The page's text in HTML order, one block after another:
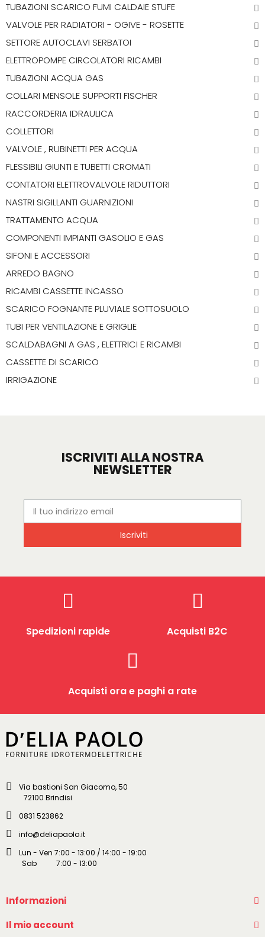
TUBAZIONI SCARICO FUMI CALDAIE STUFE
VALVOLE PER RADIATORI - OGIVE - ROSETTE
SETTORE AUTOCLAVI SERBATOI
ELETTROPOMPE CIRCOLATORI RICAMBI
TUBAZIONI ACQUA GAS
COLLARI MENSOLE SUPPORTI FISCHER
RACCORDERIA IDRAULICA
COLLETTORI
VALVOLE , RUBINETTI PER ACQUA
FLESSIBILI GIUNTI E TUBETTI CROMATI
CONTATORI ELETTROVALVOLE RIDUTTORI
NASTRI SIGILLANTI GUARNIZIONI
TRATTAMENTO ACQUA
COMPONENTI IMPIANTI GASOLIO E GAS
SIFONI E ACCESSORI
ARREDO BAGNO
RICAMBI CASSETTE INCASSO
SCARICO FOGNANTE PLUVIALE SOTTOSUOLO
TUBI PER VENTILAZIONE E GRIGLIE
SCALDABAGNI A GAS , ELETTRICI E RICAMBI
CASSETTE DI SCARICO
IRRIGAZIONE
ISCRIVITI ALLA NOSTRA
NEWSLETTER
Iscriviti
Spedizioni rapide Acquisti B2C
Acquisti ora e paghi a rate
Via bastioni San Giacomo, 50
72100 Brindisi
0831 523862
info@deliapaolo.it
Lun - Ven 7:00 - 13:00 / 14:00 - 19:00
Sab 7:00 - 13:00
Informazioni
Il mio account